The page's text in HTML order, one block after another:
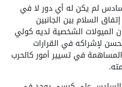
لم يكن له أي دور لا في
السلام بين الجانبين
الميولات الشخصية لديه كولي
لإشراكه في القرارات
في تسيير أمور كالحرب